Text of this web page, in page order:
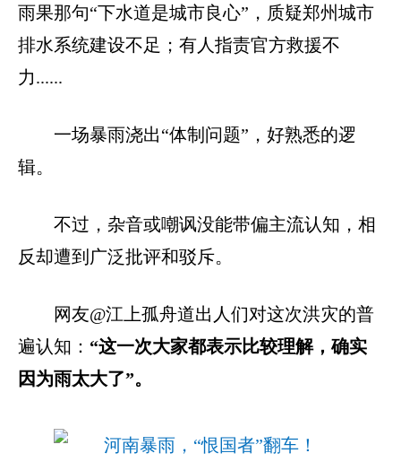
雨果那句“下水道是城市良心”，质疑郑州城市
排水系统建设不足；有人指责官方救援不
力......
一场暴雨浇出“体制问题”，好熟悉的逻
辑。
不过，杂音或嘲讽没能带偏主流认知，相
反却遭到广泛批评和驳斥。
网友@江上孤舟道出人们对这次洪灾的普
遍认知： “这一次大家都表示比较理解，确实
因为雨太大了”。